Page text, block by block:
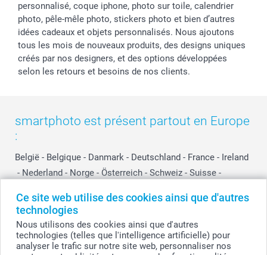
Ce site web utilise des cookies ainsi que d'autres
technologies
Nous utilisons des cookies ainsi que d'autres
technologies (telles que l'intelligence artificielle) pour
analyser le trafic sur notre site web, personnaliser nos
personnalisé, coque iphone, photo sur toile, calendrier
photo, pêle-mêle photo, stickers photo et bien d’autres
idées cadeaux et objets personnalisés. Nous ajoutons
tous les mois de nouveaux produits, des designs uniques
créés par nos designers, et des options développées
selon les retours et besoins de nos clients.
smartphoto est présent partout en Europe
:
België - Belgique - Danmark - Deutschland - France - Ireland
- Nederland - Norge - Österreich - Schweiz - Suisse -
Other Countries
Tous les prix sont en EURO (€), TVA incluse et hors frais de port.